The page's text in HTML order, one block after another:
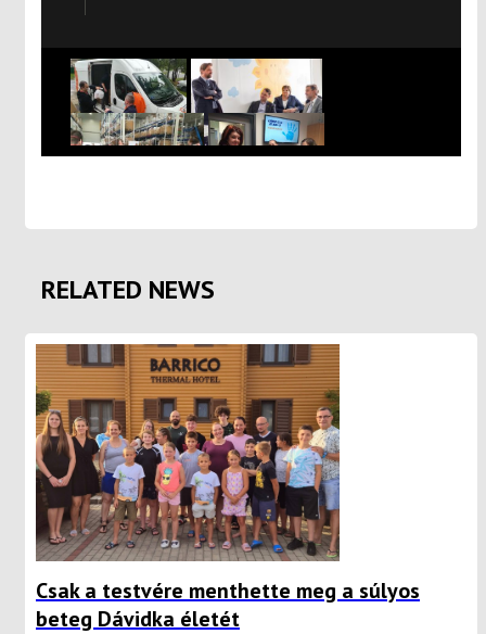
RELATED NEWS
Csak a testvére menthette meg a súlyos
beteg Dávidka életét